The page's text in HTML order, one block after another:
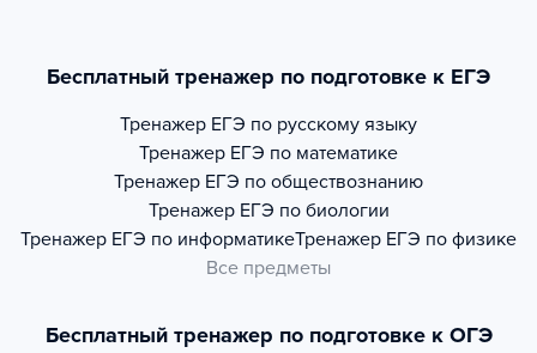
Бесплатный тренажер по подготовке к ЕГЭ
Тренажер ЕГЭ по русскому языку
Тренажер ЕГЭ по математике
Тренажер ЕГЭ по обществознанию
Тренажер ЕГЭ по биологии
Тренажер ЕГЭ по информатикеТренажер ЕГЭ по физике
Все предметы
Бесплатный тренажер по подготовке к ОГЭ